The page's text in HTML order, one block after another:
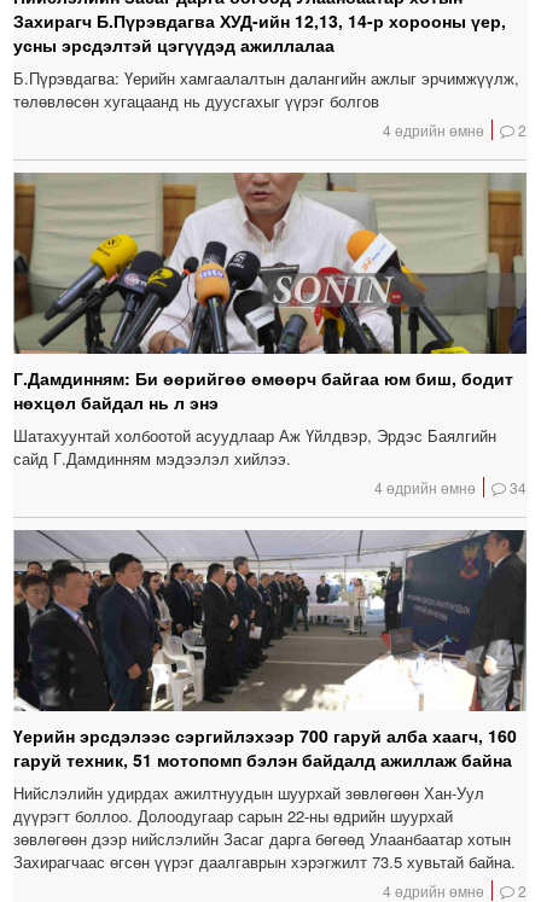
Захирагч Б.Пүрэвдагва ХУД-ийн 12,13, 14-р хорооны үер,
усны эрсдэлтэй цэгүүдэд ажиллалаа
Б.Пүрэвдагва: Үерийн хамгаалалтын далангийн ажлыг эрчимжүүлж,
төлөвлөсөн хугацаанд нь дуусгахыг үүрэг болгов
4 өдрийн өмнө 2
Г.Дамдинням: Би өөрийгөө өмөөрч байгаа юм биш, бодит
нөхцөл байдал нь л энэ
Шатахуунтай холбоотой асуудлаар Аж Үйлдвэр, Эрдэс Баялгийн
сайд Г.Дамдинням мэдээлэл хийлээ.
4 өдрийн өмнө 34
Үерийн эрсдэлээс сэргийлэхээр 700 гаруй алба хаагч, 160
гаруй техник, 51 мотопомп бэлэн байдалд ажиллаж байна
Нийслэлийн удирдах ажилтнуудын шуурхай зөвлөгөөн Хан-Уул
дүүрэгт боллоо. Долоодугаар сарын 22-ны өдрийн шуурхай
зөвлөгөөн дээр нийслэлийн Засаг дарга бөгөөд Улаанбаатар хотын
Захирагчаас өгсөн үүрэг даалгаврын хэрэгжилт 73.5 хувьтай байна.
4 өдрийн өмнө 2